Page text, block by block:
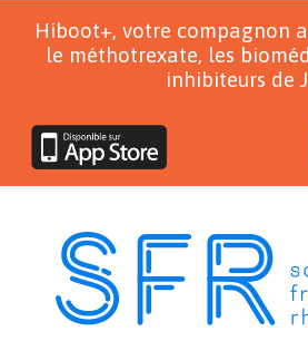
Hiboot+, votre compagnon
le méthotrexate, les
inhibiteurs de